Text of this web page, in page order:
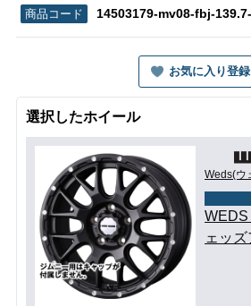
14503179-mv08-fbj-
お気に入り登
選択したホイール
Weds(ウ
WEDS
ェッ